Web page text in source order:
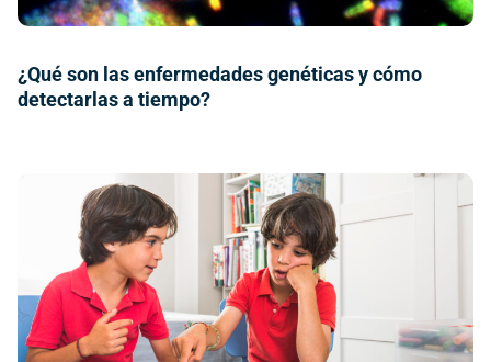
¿Qué son las enfermedades genéticas y cómo
detectarlas a tiempo?